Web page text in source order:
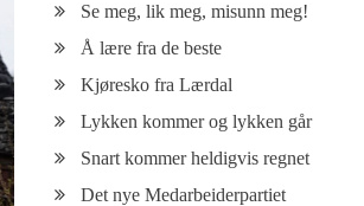
Se meg, lik meg, misunn meg!
Å lære fra de beste
Kjøresko fra Lærdal
Lykken kommer og lykken går
Snart kommer heldigvis regnet
Det nye Medarbeiderpartiet